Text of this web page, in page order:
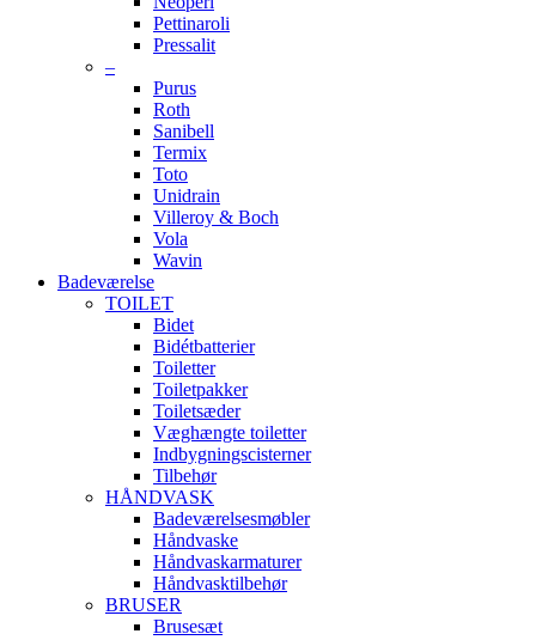
Pettinaroli
Pressalit
–
Purus
Roth
Sanibell
Termix
Toto
Unidrain
Villeroy & Boch
Vola
Wavin
Badeværelse
TOILET
Bidet
Bidétbatterier
Toiletter
Toiletpakker
Toiletsæder
Væghængte toiletter
Indbygningscisterner
Tilbehør
HÅNDVASK
Badeværelsesmøbler
Håndvaske
Håndvaskarmaturer
Håndvasktilbehør
BRUSER
Brusesæt